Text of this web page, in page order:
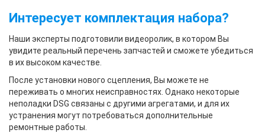
Интересует комплектация набора?
Наши эксперты подготовили видеоролик, в котором Вы
увидите реальный перечень запчастей и сможете убедиться
в их высоком качестве.
После установки нового сцепления, Вы можете не
переживать о многих неисправностях. Однако некоторые
неполадки DSG связаны с другими агрегатами, и для их
устранения могут потребоваться дополнительные
ремонтные работы.